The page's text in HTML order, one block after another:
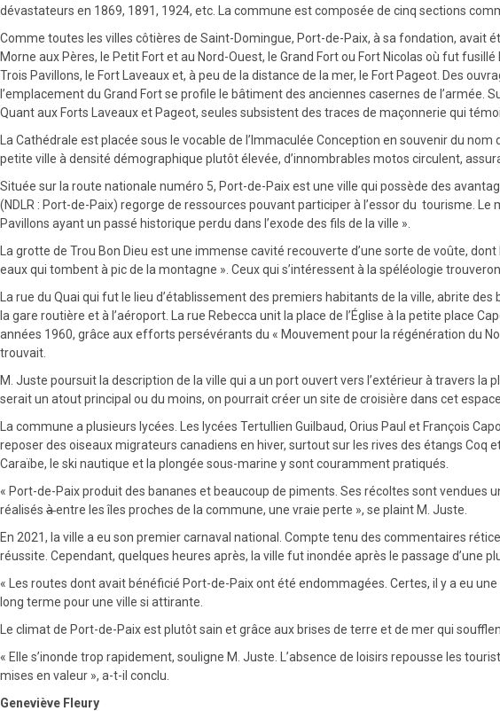
dévastateurs en 1869, 1891, 1924, etc. La commune est composée de cinq sections
Comme toutes les villes côtières de Saint-Domingue, Port-de-Paix, à sa fondation, avait
Morne aux Pères, le Petit Fort et au Nord-Ouest, le Grand Fort ou Fort Nicolas où fut
Trois Pavillons, le Fort Laveaux et, à peu de la distance de la mer, le Fort Pageot. Des
l’emplacement du Grand Fort se profile le bâtiment des anciennes casernes de l’armée.
Quant aux Forts Laveaux et Pageot, seules subsistent des traces de maçonnerie qui
La Cathédrale est placée sous le vocable de l’Immaculée Conception en souvenir du
petite ville à densité démographique plutôt élevée, d’innombrables motos circulent,
Située sur la route nationale numéro 5, Port-de-Paix est une ville qui possède des
(NDLR : Port-de-Paix) regorge de ressources pouvant participer à l’essor du tourisme.
Pavillons ayant un passé historique perdu dans l’exode des fils de la ville ».
La grotte de Trou Bon Dieu est une immense cavité recouverte d’une sorte de voûte,
eaux qui tombent à pic de la montagne ». Ceux qui s’intéressent à la spéléologie
La rue du Quai qui fut le lieu d’établissement des premiers habitants de la ville, abrite
la gare routière et à l’aéroport. La rue Rebecca unit la place de l’Église à la petite place
années 1960, grâce aux efforts persévérants du « Mouvement pour la régénération du
trouvait.
M. Juste poursuit la description de la ville qui a un port ouvert vers l’extérieur à travers
serait un atout principal ou du moins, on pourrait créer un site de croisière dans cet
La commune a plusieurs lycées. Les lycées Tertullien Guilbaud, Orius Paul et François
reposer des oiseaux migrateurs canadiens en hiver, surtout sur les rives des étangs Coq
Caraïbe, le ski nautique et la plongée sous-marine y sont couramment pratiqués.
« Port-de-Paix produit des bananes et beaucoup de piments. Ses récoltes sont
réalisés àentre les îles proches de la commune, une vraie perte », se plaint M. Juste.
En 2021, la ville a eu son premier carnaval national. Compte tenu des commentaires
réussite. Cependant, quelques heures après, la ville fut inondée après le passage d’une
« Les routes dont avait bénéficié Port-de-Paix ont été endommagées. Certes, il y a eu
long terme pour une ville si attirante.
Le climat de Port-de-Paix est plutôt sain et grâce aux brises de terre et de mer qui
« Elle s’inonde trop rapidement, souligne M. Juste. L’absence de loisirs repousse les
mises en valeur », a-t-il conclu.
Geneviève Fleury